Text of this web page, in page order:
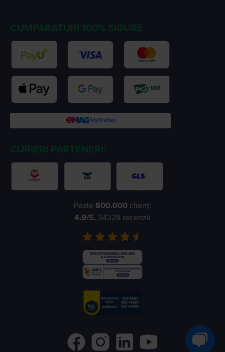
CUMPARATURI 100% SIGURE
CURIERI PARTENERI:
Peste 800.000 clienți
4.9/5, 34328 recenzii